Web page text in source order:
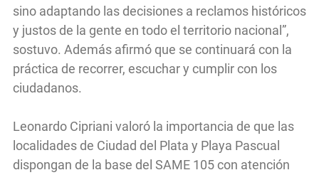
sino adaptando las decisiones a reclamos históricos
y justos de la gente en todo el territorio nacional”,
sostuvo. Además afirmó que se continuará con la
práctica de recorrer, escuchar y cumplir con los
ciudadanos.
Leonardo Cipriani valoró la importancia de que las
localidades de Ciudad del Plata y Playa Pascual
dispongan de la base del SAME 105 con atención